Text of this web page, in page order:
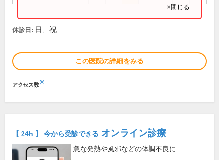
×閉じる
休診日: 日、祝
この医院の詳細をみる
アクセス数※
【 24h 】 今から受診できる オンライン診療
急な発熱や風邪などの体調不良に